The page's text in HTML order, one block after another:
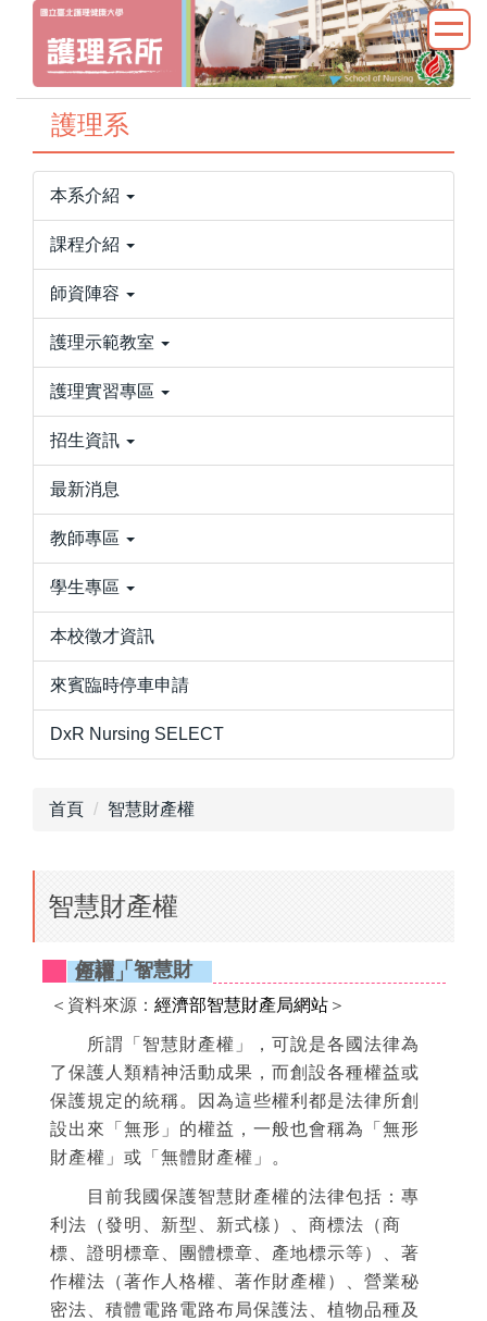
要
護理系
本系介紹
課程介紹
師資陣容
護理示範教室
護理實習專區
招生資訊
最新消息
教師專區
學生專區
本校徵才資訊
來賓臨時停車申請
DxR Nursing SELECT
首頁 智慧財產權
智慧財產權
何謂「智慧財
產權」？
＜資料來源：經濟部智慧財產局網站 ＞
所謂「智慧財產權」，可說是各國法律為
了保護人類精神活動成果，而創設各種權益或
保護規定的統稱。因為這些權利都是法律所創
設出來「無形」的權益，一般也會稱為「無形
財產權」或「無體財產權」。
目前我國保護智慧財產權的法律包括：專
利法（發明、新型、新式樣）、商標法（商
標、證明標章、團體標章、產地標示等）、著
作權法（著作人格權、著作財產權）、營業秘
密法、積體電路電路布局保護法、植物品種及